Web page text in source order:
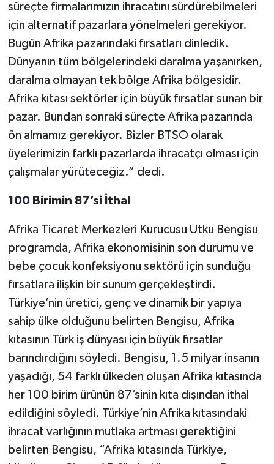
süreçte firmalarımızın ihracatını sürdürebilmeleri
için alternatif pazarlara yönelmeleri gerekiyor.
Bugün Afrika pazarındaki fırsatları dinledik.
Dünyanın tüm bölgelerindeki daralma yaşanırken,
daralma olmayan tek bölge Afrika bölgesidir.
Afrika kıtası sektörler için büyük fırsatlar sunan bir
pazar. Bundan sonraki süreçte Afrika pazarında
ön almamız gerekiyor. Bizler BTSO olarak
üyelerimizin farklı pazarlarda ihracatçı olması için
çalışmalar yürüteceğiz.” dedi.
100 Birimin 87’si İthal
Afrika Ticaret Merkezleri Kurucusu Utku Bengisu
programda, Afrika ekonomisinin son durumu ve
bebe çocuk konfeksiyonu sektörü için sunduğu
fırsatlara ilişkin bir sunum gerçekleştirdi.
Türkiye’nin üretici, genç ve dinamik bir yapıya
sahip ülke olduğunu belirten Bengisu, Afrika
kıtasının Türk iş dünyası için büyük fırsatlar
barındırdığını söyledi. Bengisu, 1.5 milyar insanın
yaşadığı, 54 farklı ülkeden oluşan Afrika kıtasında
her 100 birim ürünün 87’sinin kıta dışından ithal
edildiğini söyledi. Türkiye’nin Afrika kıtasındaki
ihracat varlığının mutlaka artması gerektiğini
belirten Bengisu, “Afrika kıtasında Türkiye,